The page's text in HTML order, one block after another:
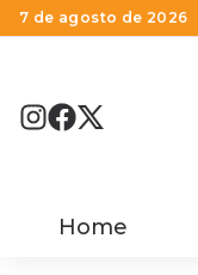
7 de agosto de 2026
Home